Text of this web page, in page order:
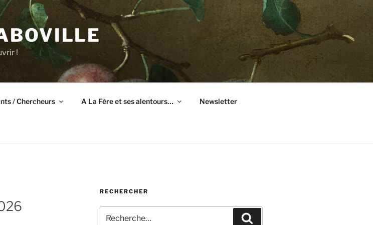
!
/ Chercheurs A La Fère et ses alentours… Newsletter
RECHERCHER
pour